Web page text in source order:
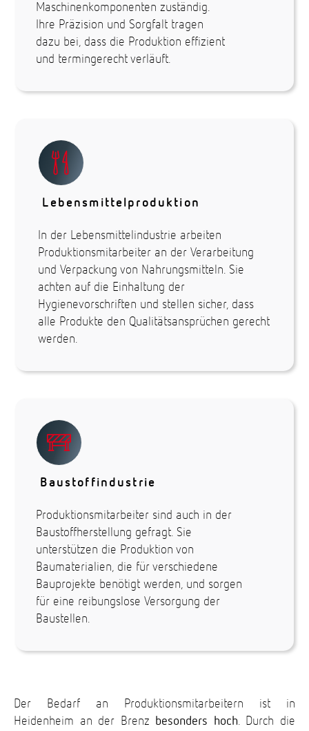
Maschinenkomponenten zuständig.
Ihre Präzision und Sorgfalt tragen
dazu bei, dass die Produktion effizient
und termingerecht verläuft.
Lebensmittelproduktion
In der Lebensmittelindustrie arbeiten
Produktionsmitarbeiter an der Verarbeitung
und Verpackung von Nahrungsmitteln. Sie
achten auf die Einhaltung der
Hygienevorschriften und stellen sicher, dass
alle Produkte den Qualitätsansprüchen gerecht
werden.
Baustoffindustrie
Produktionsmitarbeiter sind auch in der
Baustoffherstellung gefragt. Sie
unterstützen die Produktion von
Baumaterialien, die für verschiedene
Bauprojekte benötigt werden, und sorgen
für eine reibungslose Versorgung der
Baustellen.
Der Bedarf an Produktionsmitarbeitern ist in
Heidenheim an der Brenz besonders hoch. Durch die